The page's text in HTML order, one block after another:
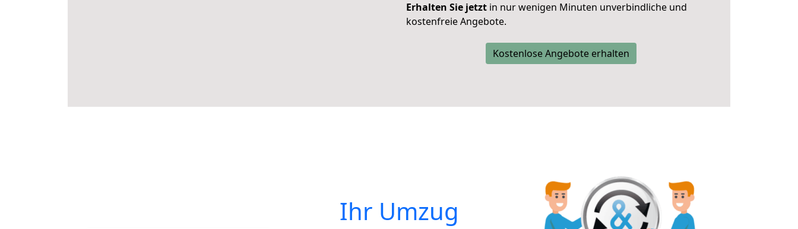
Erhalten Sie jetzt in nur wenigen Minuten unverbindliche und
kostenfreie Angebote.
Kostenlose Angebote erhalten
Ihr Umzug